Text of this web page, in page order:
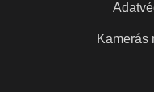
Kamerás